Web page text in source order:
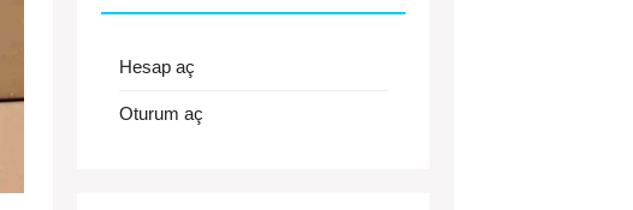
Hesap aç
Oturum aç